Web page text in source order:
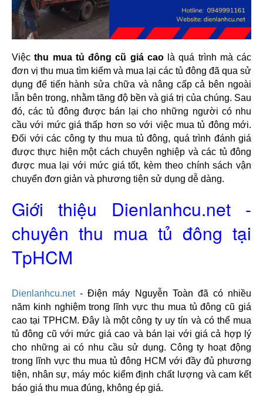
Việc thu mua tủ đông cũ giá cao là quá trình mà các
đơn vị thu mua tìm kiếm và mua lại các tủ đông đã qua sử
dụng để tiến hành sửa chữa và nâng cấp cả bên ngoài
lẫn bên trong, nhằm tăng độ bền và giá trị của chúng. Sau
đó, các tủ đông được bán lại cho những người có nhu
cầu với mức giá thấp hơn so với việc mua tủ đông mới.
Đối với các công ty thu mua tủ đông, quá trình đánh giá
được thực hiện một cách chuyên nghiệp và các tủ đông
được mua lại với mức giá tốt, kèm theo chính sách vận
chuyển đơn giản và phương tiện sử dụng dễ dàng.
Giới thiệu Dienlanhcu.net -
chuyên thu mua tủ đông tại
TpHCM
Dienlanhcu.net - Điện máy Nguyễn Toàn đã có nhiều
năm kinh nghiệm trong lĩnh vực thu mua tủ đông cũ giá
cao tại TPHCM. Đây là một công ty uy tín và có thể mua
tủ đông cũ với mức giá cao và bán lại với giá cả hợp lý
cho những ai có nhu cầu sử dụng. Công ty hoạt động
trong lĩnh vực thu mua tủ đông HCM với đầy đủ phương
tiện, nhân sự, máy móc kiểm định chất lượng và cam kết
báo giá thu mua đúng, không ép giá.